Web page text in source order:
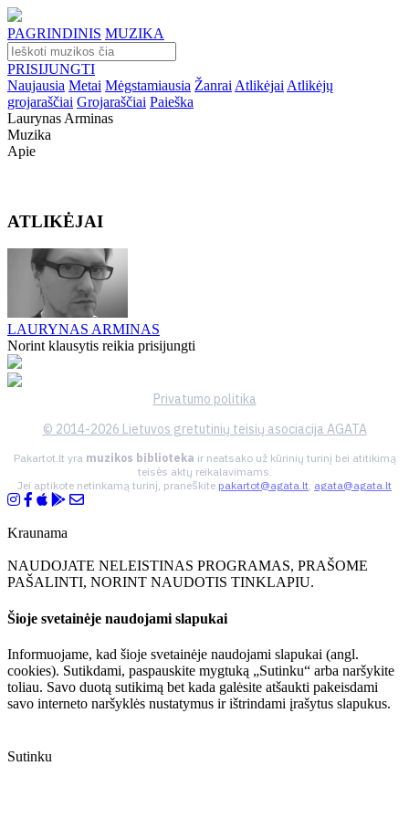
PAGRINDINIS MUZIKA
PRISIJUNGTI
Naujausia Metai Mėgstamiausia Žanrai Atlikėjai Atlikėjų
grojaraščiai Grojaraščiai Paieška
Laurynas Arminas
Muzika
Apie
ATLIKĖJAI
LAURYNAS ARMINAS
Norint klausytis reikia prisijungti
Privatumo politika
© 2014-2026 Lietuvos gretutinių teisių asociacija AGATA
Pakartot.lt yra muzikos biblioteka ir neatsako už kūrinių turinį bei atitikimą
teisės aktų reikalavimams.
Jei aptikote netinkamą turinį, praneškite pakartot@agata.lt, agata@agata.lt
Kraunama
NAUDOJATE NELEISTINAS PROGRAMAS, PRAŠOME
PAŠALINTI, NORINT NAUDOTIS TINKLAPIU.
Šioje svetainėje naudojami slapukai
Informuojame, kad šioje svetainėje naudojami slapukai (angl.
cookies). Sutikdami, paspauskite mygtuką „Sutinku“ arba naršykite
toliau. Savo duotą sutikimą bet kada galėsite atšaukti pakeisdami
savo interneto naršyklės nustatymus ir ištrindami įrašytus slapukus.
Sutinku